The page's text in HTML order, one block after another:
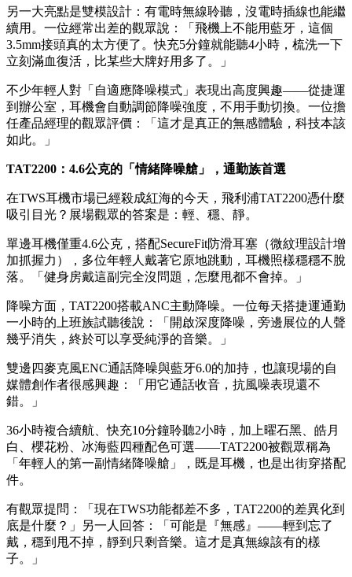
另一大亮點是雙模設計：有電時無線聆聽，沒電時插線也能繼
續用。一位經常出差的觀眾說：「飛機上不能用藍牙，這個
3.5mm接頭真的太方便了。快充5分鐘就能聽4小時，梳洗一下
立刻滿血復活，比某些大牌好用多了。」
不少年輕人對「自適應降噪模式」表現出高度興趣——從捷運
到辦公室，耳機會自動調節降噪強度，不用手動切換。一位擔
任產品經理的觀眾評價：「這才是真正的無感體驗，科技本該
如此。」
TAT2200：4.6公克的「情緒降噪艙」，通勤族首選
在TWS耳機市場已經殺成紅海的今天，飛利浦TAT2200憑什麼
吸引目光？展場觀眾的答案是：輕、穩、靜。
單邊耳機僅重4.6公克，搭配SecureFit防滑耳塞（微紋理設計增
加抓握力），多位年輕人戴著它原地跳動，耳機照樣穩穩不脫
落。「健身房戴這副完全沒問題，怎麼甩都不會掉。」
降噪方面，TAT2200搭載ANC主動降噪。一位每天搭捷運通勤
一小時的上班族試聽後說：「開啟深度降噪，旁邊展位的人聲
幾乎消失，終於可以享受純淨的音樂。」
雙邊四麥克風ENC通話降噪與藍牙6.0的加持，也讓現場的自
媒體創作者很感興趣：「用它通話收音，抗風噪表現還不
錯。」
36小時複合續航、快充10分鐘聆聽2小時，加上曜石黑、皓月
白、櫻花粉、冰海藍四種配色可選——TAT2200被觀眾稱為
「年輕人的第一副情緒降噪艙」，既是耳機，也是出街穿搭配
件。
有觀眾提問：「現在TWS功能都差不多，TAT2200的差異化到
底是什麼？」另一人回答：「可能是『無感』——輕到忘了
戴，穩到甩不掉，靜到只剩音樂。這才是真無線該有的樣
子。」